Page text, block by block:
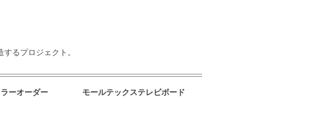
るプロジェクト。
ーオーダー モールテックステレビボード